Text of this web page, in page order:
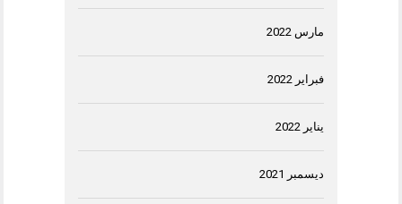
مارس 2022
فبراير 2022
يناير 2022
ديسمبر 2021